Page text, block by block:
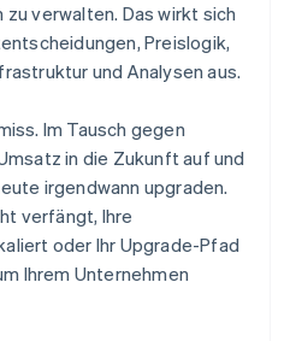
verwalten. Das wirkt sich
Preislogik,
und Analysen aus.
Im Tausch gegen
in die Zukunft auf und
irgendwann upgraden.
verfängt, Ihre
oder Ihr Upgrade-Pfad
Ihrem Unternehmen